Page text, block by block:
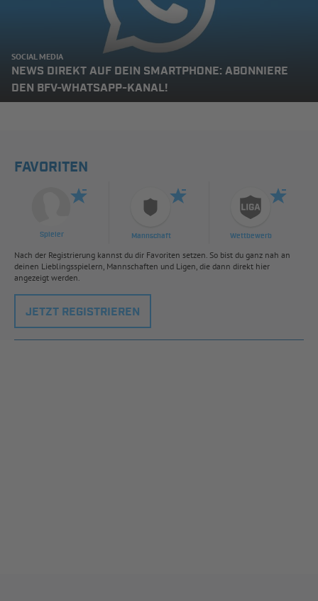
SOCIAL MEDIA
NEWS DIREKT AUF DEIN SMARTPHONE: ABONNIERE
DEN BFV-WHATSAPP-KANAL!
FAVORITEN
Spieler Mannschaft Wettbewerb
Nach der Registrierung kannst du dir Favoriten setzen. So bist du ganz nah an
deinen Lieblingsspielern, Mannschaften und Ligen, die dann direkt hier
angezeigt werden.
JETZT REGISTRIEREN